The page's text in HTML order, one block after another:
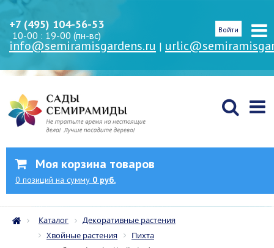
+7 (495) 104-56-53
10-00 : 19-00 (пн-вс)
info@semiramisgardens.ru |
Войти
Моя корзина товаров
0 позиций на сумму 0 руб.
Каталог
Декоративные растения
Хвойные растения
Пихта